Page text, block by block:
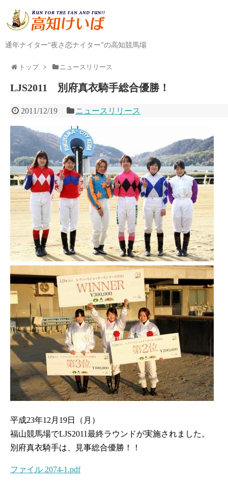
通年ナイター“夜さ恋ナイター”の高知競馬場
トップ ニュースリリース
LJS2011 別府真衣騎手総合優勝！
2011/12/19 ニュースリリース
平成23年12月19日（月）
福山競馬場でLJS2011最終ラウンドが実施されました。
別府真衣騎手は、見事総合優勝！！
ファイル 2074-1.pdf